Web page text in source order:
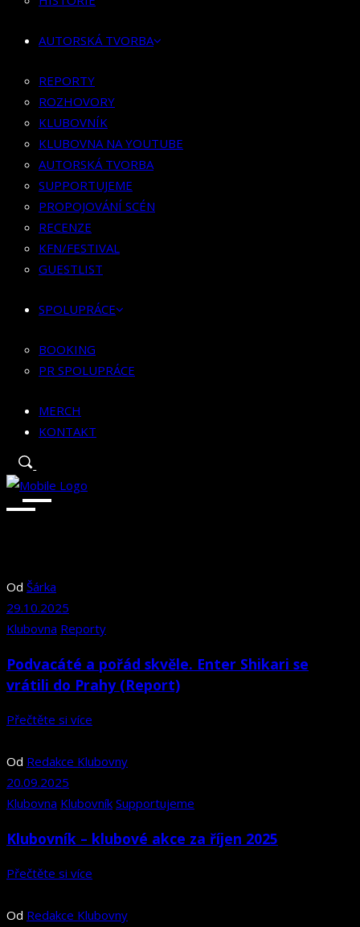
KLUBOVNA NA YOUTUBE
SUPPORTUJEME
PROPOJOVÁNÍ SCÉN
RECENZE
KFN/FESTIVAL
GUESTLIST
SPOLUPRÁCE
BOOKING
PR SPOLUPRÁCE
MERCH
AUTORSKÁ TVORBA
REPORTY
ROZHOVORY
KLUBOVNÍK
KLUBOVNA NA YOUTUBE
AUTORSKÁ TVORBA
SUPPORTUJEME
PROPOJOVÁNÍ SCÉN
RECENZE
KFN/FESTIVAL
GUESTLIST
SPOLUPRÁCE
BOOKING
PR SPOLUPRÁCE
MERCH
KONTAKT
Od Šárka
29.10.2025
Klubovna Reporty
Podvacáté a pořád skvěle. Enter Shikari se
vrátili do Prahy (Report)
Přečtěte si více
Od Redakce Klubovny
20.09.2025
Klubovna Klubovník Supportujeme
Klubovník – klubové akce za říjen 2025
Přečtěte si více
Od Redakce Klubovny